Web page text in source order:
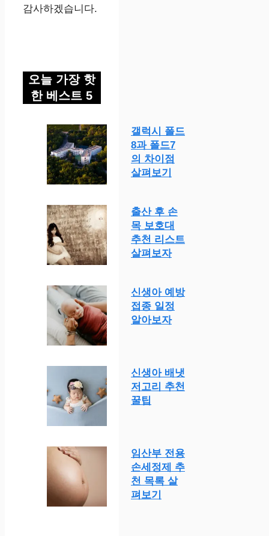
감사하겠습니다.
오늘 가장 핫
한 베스트 5
갤럭시 폴드
8과 폴드7
의 차이점
살펴보기
출산 후 손
목 보호대
추천 리스트
살펴보자
신생아 예방
접종 일정
알아보자
신생아 배냇
저고리 추천
꿀팁
임산부 전용
손세정제 추
천 목록 살
펴보기